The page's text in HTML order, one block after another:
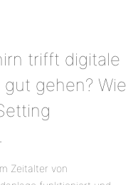
trifft digitale
gehen? Wie
Zeitalter von